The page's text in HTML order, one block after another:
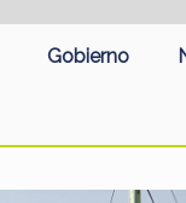
Gobierno